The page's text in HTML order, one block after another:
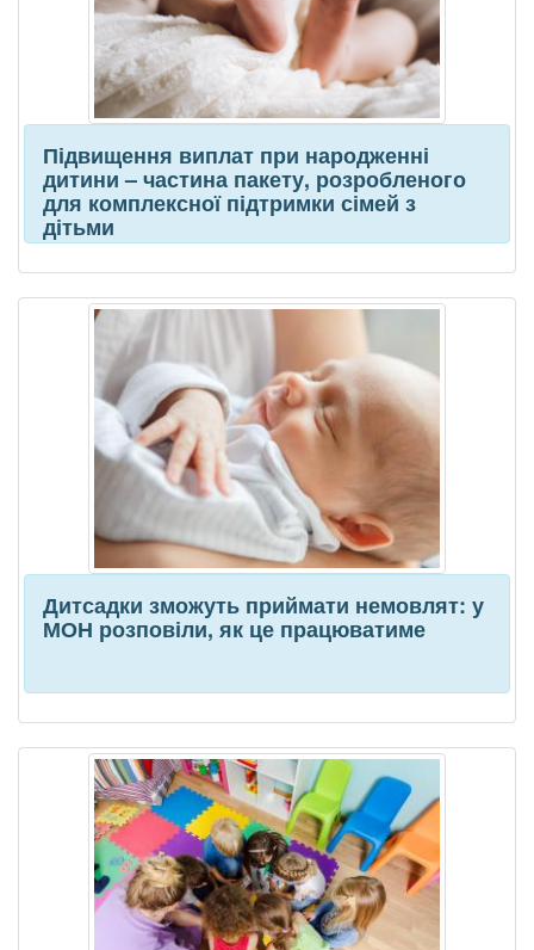
Підвищення виплат при народженні
дитини – частина пакету, розробленого
для комплексної підтримки сімей з
дітьми
Дитсадки зможуть приймати немовлят: у
МОН розповіли, як це працюватиме